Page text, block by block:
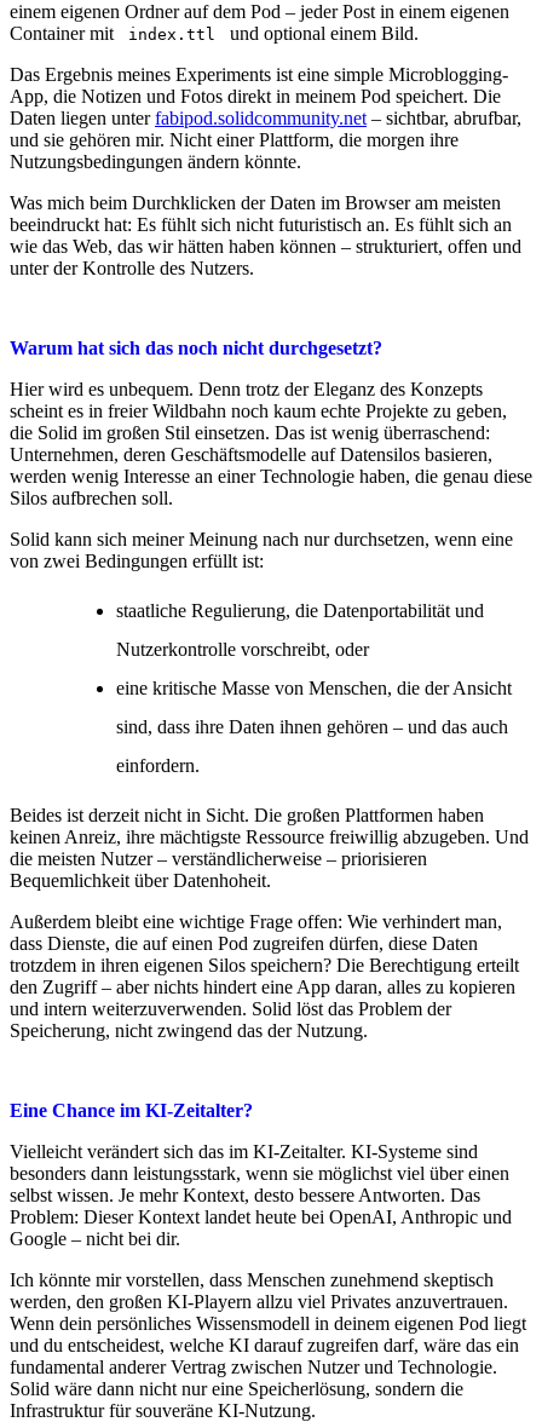
einem eigenen Ordner auf dem Pod – jeder Post in einem eigenen
Container mit
index.ttl
und optional einem Bild.
Das Ergebnis meines Experiments ist eine simple Microblogging-
App, die Notizen und Fotos direkt in meinem Pod speichert. Die
Daten liegen unterfabipod.solidcommunity.net – sichtbar, abrufbar,
und sie gehören mir. Nicht einer Plattform, die morgen ihre
Nutzungsbedingungen ändern könnte.
Was mich beim Durchklicken der Daten im Browser am meisten
beeindruckt hat: Es fühlt sich nicht futuristisch an. Es fühlt sich an
wie das Web, das wir hätten haben können – strukturiert, offen und
unter der Kontrolle des Nutzers.
Warum hat sich das noch nicht durchgesetzt?
Hier wird es unbequem. Denn trotz der Eleganz des Konzepts
scheint es in freier Wildbahn noch kaum echte Projekte zu geben,
die Solid im großen Stil einsetzen. Das ist wenig überraschend:
Unternehmen, deren Geschäftsmodelle auf Datensilos basieren,
werden wenig Interesse an einer Technologie haben, die genau diese
Silos aufbrechen soll.
Solid kann sich meiner Meinung nach nur durchsetzen, wenn eine
von zwei Bedingungen erfüllt ist:
staatliche Regulierung, die Datenportabilität und
Nutzerkontrolle vorschreibt, oder
eine kritische Masse von Menschen, die der Ansicht
sind, dass ihre Daten ihnen gehören – und das auch
einfordern.
Beides ist derzeit nicht in Sicht. Die großen Plattformen haben
keinen Anreiz, ihre mächtigste Ressource freiwillig abzugeben. Und
die meisten Nutzer – verständlicherweise – priorisieren
Bequemlichkeit über Datenhoheit.
Außerdem bleibt eine wichtige Frage offen: Wie verhindert man,
dass Dienste, die auf einen Pod zugreifen dürfen, diese Daten
trotzdem in ihren eigenen Silos speichern? Die Berechtigung erteilt
den Zugriff – aber nichts hindert eine App daran, alles zu kopieren
und intern weiterzuverwenden. Solid löst das Problem der
Speicherung, nicht zwingend das der Nutzung.
Eine Chance im KI-Zeitalter?
Vielleicht verändert sich das im KI-Zeitalter. KI-Systeme sind
besonders dann leistungsstark, wenn sie möglichst viel über einen
selbst wissen. Je mehr Kontext, desto bessere Antworten. Das
Problem: Dieser Kontext landet heute bei OpenAI, Anthropic und
Google – nicht bei dir.
Ich könnte mir vorstellen, dass Menschen zunehmend skeptisch
werden, den großen KI-Playern allzu viel Privates anzuvertrauen.
Wenn dein persönliches Wissensmodell in deinem eigenen Pod liegt
und du entscheidest, welche KI darauf zugreifen darf, wäre das ein
fundamental anderer Vertrag zwischen Nutzer und Technologie.
Solid wäre dann nicht nur eine Speicherlösung, sondern die
Infrastruktur für souveräne KI-Nutzung.